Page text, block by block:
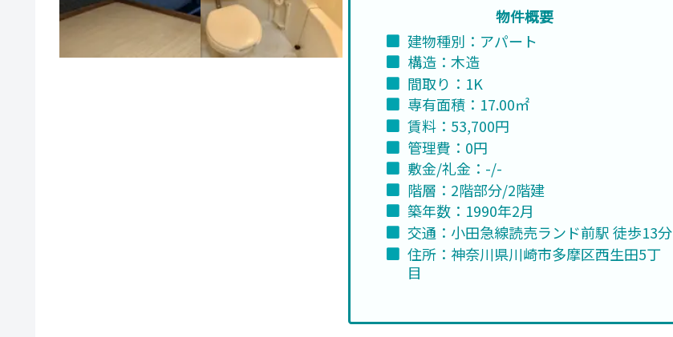
物件概要
建物種別：アパート
構造：木造
間取り：1K
専有面積：17.00㎡
賃料：53,700円
管理費：0円
敷金/礼金：-/-
階層：2階部分/2階建
築年数：1990年2月
交通：小田急線読売ランド前駅 徒歩13分
住所：神奈川県川崎市多摩区西生田5丁
目